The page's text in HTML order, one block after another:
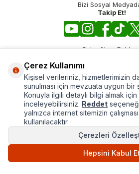
Bizi Sosyal
Takip Et!
Satın Alma
Hemen
E-Bülten
Gelişmelerden
Çerez Kullanımı
Kişisel verileriniz, hizmetlerimizin
sunulması için mevzuata uygun bir
Konuyla ilgili detaylı bilgi almak için
inceleyebilirsiniz. Reddet
yalnızca internet sitemizin
kullanılacaktır.
Çerezleri
Hepsini Kabul Et